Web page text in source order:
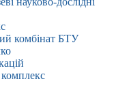
комбінат БТУ